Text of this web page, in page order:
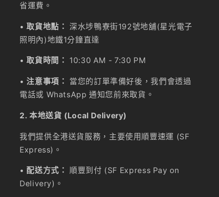
省運費。
•取貨地點： 深水埗鴨寮街192號地舖(星光電子
照明內)地鐵1分鐘直達
•取貨時間： 10:30 AM - 7:30 PM
•注意事項：
當您的訂單準備好後，我們會透過
電話或 WhatsApp 通知您前來取貨。
2. 本地送貨 (Local Delivery)
我們提供全港送貨服務，主要使用順豐速運 (SF
Express)。
• 配送方式：
順豐到付 (SF Express Pay on
Delivery)。